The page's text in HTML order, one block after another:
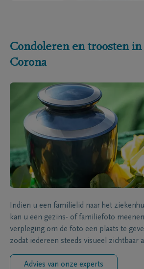
Condoleren en troosten
Corona
Indien u een familielid naar het
kan u een gezins- of familiefoto
verpleging om de foto een plaats te
zodat iedereen steeds visueel zichtbaar
Advies van onze experts